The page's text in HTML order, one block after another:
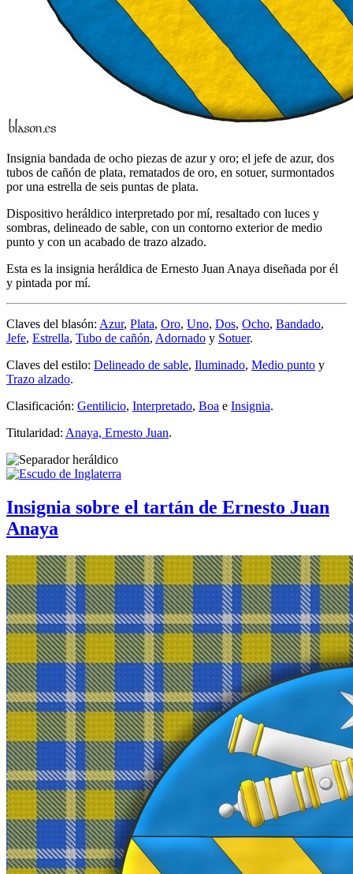
Insignia bandada de ocho piezas de azur y oro; el jefe de azur, dos
tubos de cañón de plata, rematados de oro, en sotuer, surmontados
por una estrella de seis puntas de plata.
Dispositivo heráldico interpretado por mí, resaltado con luces y
sombras, delineado de sable, con un contorno exterior de medio
punto y con un acabado de trazo alzado.
Esta es la insignia heráldica de Ernesto Juan Anaya diseñada por él
y pintada por mí.
Claves del blasón: Azur, Plata, Oro, Uno, Dos, Ocho, Bandado,
Jefe, Estrella, Tubo de cañón, Adornado y Sotuer.
Claves del estilo: Delineado de sable, Iluminado, Medio punto y
Trazo alzado.
Clasificación: Gentilicio, Interpretado, Boa e Insignia.
Titularidad: Anaya, Ernesto Juan.
Insignia sobre el tartán de Ernesto Juan
Anaya